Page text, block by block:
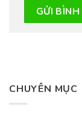
CHUYÊN MỤC